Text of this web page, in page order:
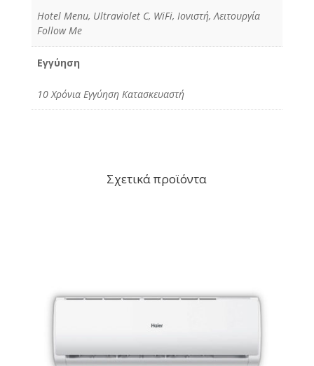
Hotel Menu, Ultraviolet C, WiFi, Ιονιστή, Λειτουργία
Follow Me
Εγγύηση
10 Χρόνια Εγγύηση Κατασκευαστή
Σχετικά προϊόντα